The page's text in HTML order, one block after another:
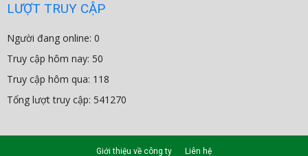
LƯỢT TRUY CẬP
Người đang online: 0
Truy cập hôm nay: 50
Truy cập hôm qua: 118
Tổng lượt truy cập: 541270
Giới thiệu về công ty Liên hệ